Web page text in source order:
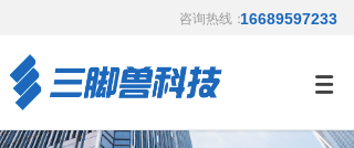
咨询热线：16689597233